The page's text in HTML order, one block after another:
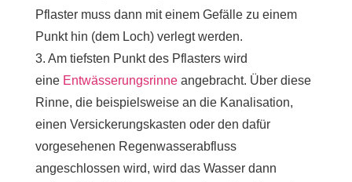
Pflaster muss dann mit einem Gefälle zu einem
Punkt hin (dem Loch) verlegt werden.
3. Am tiefsten Punkt des Pflasters wird
eine Entwässerungsrinneangebracht. Über diese
Rinne, die beispielsweise an die Kanalisation,
einen Versickerungskasten oder den dafür
vorgesehenen Regenwasserabfluss
angeschlossen wird, wird das Wasser dann